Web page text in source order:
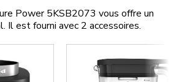
Power 5KSB2073 vous offre un
Il est fourni avec 2 accessoires.